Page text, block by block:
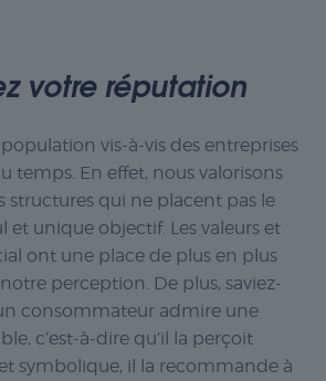
votre réputation
vis-à-vis des entreprises
temps. En effet, nous valorisons
structures qui ne placent pas le
et unique objectif. Les valeurs et
ont une place de plus en plus
perception. De plus, saviez-
consommateur admire une
c’est-à-dire qu’il la perçoit
symbolique, il la recommande à